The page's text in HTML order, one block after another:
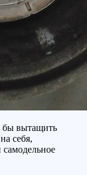
бы вытащить
себя,